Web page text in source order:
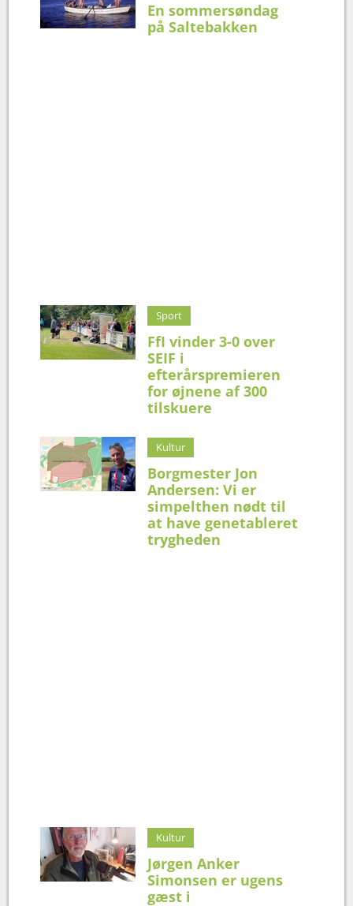
En sommersøndag
på Saltebakken
Sport
FfI vinder 3-0 over
SEIF i
efterårspremieren
for øjnene af 300
tilskuere
Kultur
Borgmester Jon
Andersen: Vi er
simpelthen nødt til
at have genetableret
trygheden
Kultur
Jørgen Anker
Simonsen er ugens
gæst i